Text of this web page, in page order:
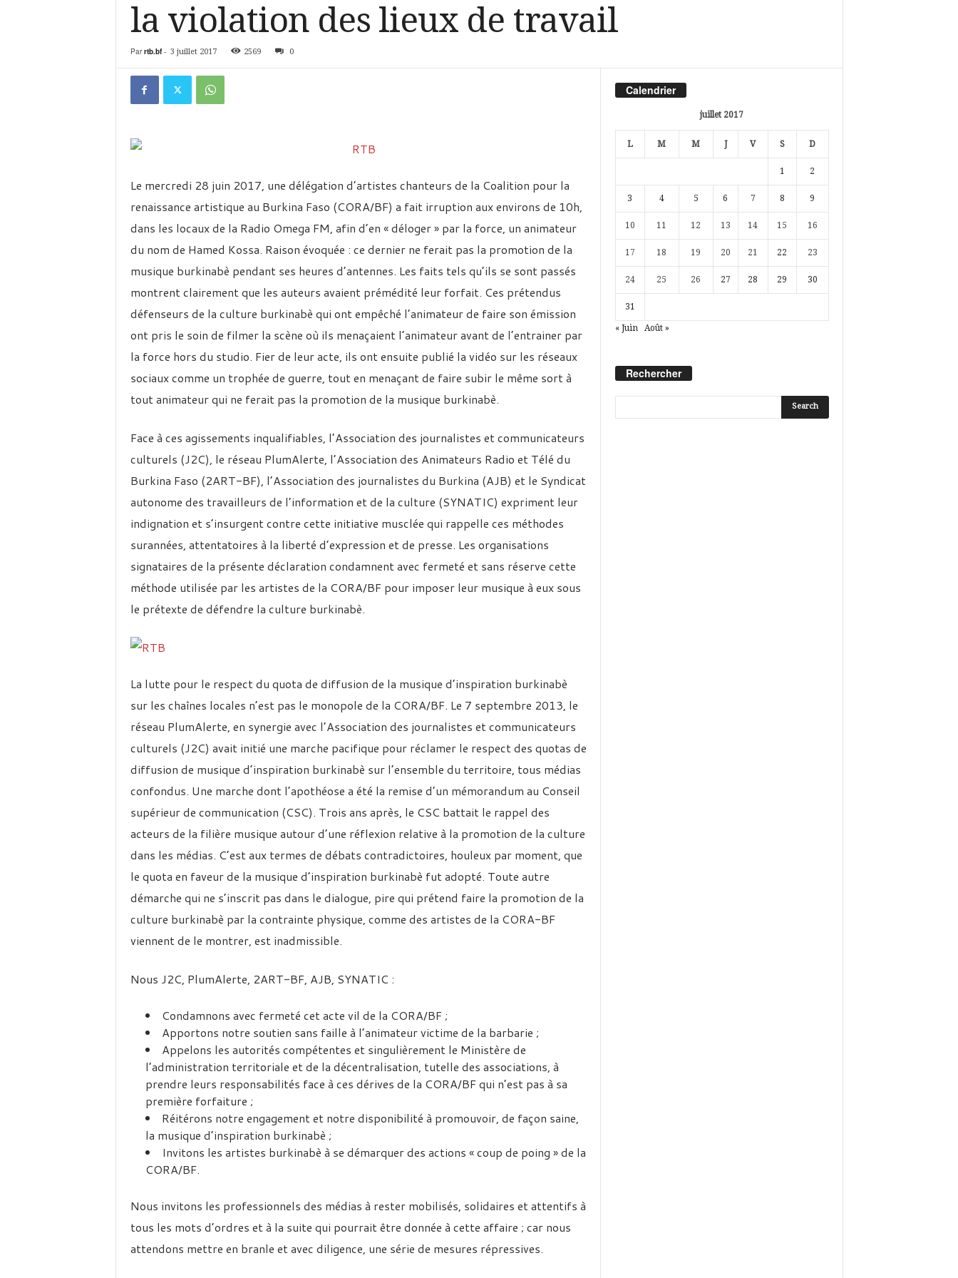
la violation des lieux de travail
Par rtb.bf- 3 juillet 2017 2569 0
Le mercredi 28 juin 2017, une délégation d’artistes chanteurs de la Coalition pour la
renaissance artistique au Burkina Faso (CORA/BF) a fait irruption aux environs de 10h,
dans les locaux de la Radio Omega FM, afin d’en « déloger » par la force, un animateur
du nom de Hamed Kossa. Raison évoquée : ce dernier ne ferait pas la promotion de la
musique burkinabè pendant ses heures d’antennes. Les faits tels qu’ils se sont passés
montrent clairement que les auteurs avaient prémédité leur forfait. Ces prétendus
défenseurs de la culture burkinabè qui ont empêché l’animateur de faire son émission
ont pris le soin de filmer la scène où ils menaçaient l’animateur avant de l’entrainer par
la force hors du studio. Fier de leur acte, ils ont ensuite publié la vidéo sur les réseaux
sociaux comme un trophée de guerre, tout en menaçant de faire subir le même sort à
tout animateur qui ne ferait pas la promotion de la musique burkinabè.
Face à ces agissements inqualifiables, l’Association des journalistes et communicateurs
culturels (J2C), le réseau PlumAlerte, l’Association des Animateurs Radio et Télé du
Burkina Faso (2ART-BF), l’Association des journalistes du Burkina (AJB) et le Syndicat
autonome des travailleurs de l’information et de la culture (SYNATIC) expriment leur
indignation et s’insurgent contre cette initiative musclée qui rappelle ces méthodes
surannées, attentatoires à la liberté d’expression et de presse. Les organisations
signataires de la présente déclaration condamnent avec fermeté et sans réserve cette
méthode utilisée par les artistes de la CORA/BF pour imposer leur musique à eux sous
le prétexte de défendre la culture burkinabè.
La lutte pour le respect du quota de diffusion de la musique d’inspiration burkinabè
sur les chaînes locales n’est pas le monopole de la CORA/BF. Le 7 septembre 2013, le
réseau PlumAlerte, en synergie avec l’Association des journalistes et communicateurs
culturels (J2C) avait initié une marche pacifique pour réclamer le respect des quotas de
diffusion de musique d’inspiration burkinabè sur l’ensemble du territoire, tous médias
confondus. Une marche dont l’apothéose a été la remise d’un mémorandum au Conseil
supérieur de communication (CSC). Trois ans après, le CSC battait le rappel des
acteurs de la filière musique autour d’une réflexion relative à la promotion de la culture
dans les médias. C’est aux termes de débats contradictoires, houleux par moment, que
le quota en faveur de la musique d’inspiration burkinabè fut adopté. Toute autre
démarche qui ne s’inscrit pas dans le dialogue, pire qui prétend faire la promotion de la
culture burkinabè par la contrainte physique, comme des artistes de la CORA-BF
viennent de le montrer, est inadmissible.
Nous J2C, PlumAlerte, 2ART-BF, AJB, SYNATIC :
Condamnons avec fermeté cet acte vil de la CORA/BF ;
Apportons notre soutien sans faille à l’animateur victime de la barbarie ;
Appelons les autorités compétentes et singulièrement le Ministère de
l’administration territoriale et de la décentralisation, tutelle des associations, à
prendre leurs responsabilités face à ces dérives de la CORA/BF qui n’est pas à sa
première forfaiture ;
Réitérons notre engagement et notre disponibilité à promouvoir, de façon saine,
la musique d’inspiration burkinabè ;
Invitons les artistes burkinabè à se démarquer des actions « coup de poing » de la
CORA/BF.
Nous invitons les professionnels des médias à rester mobilisés, solidaires et attentifs à
tous les mots d’ordres et à la suite qui pourrait être donnée à cette affaire ; car nous
attendons mettre en branle et avec diligence, une série de mesures répressives.
Calendrier
juillet 2017
L M M J V S D
1 2
3 4 5 6 7 8 9
10 11 12 13 14 15 16
17 18 19 20 21 22 23
24 25 26 27 28 29 30
31
« Juin Août »
Rechercher